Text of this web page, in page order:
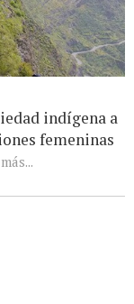
indígena a
femeninas